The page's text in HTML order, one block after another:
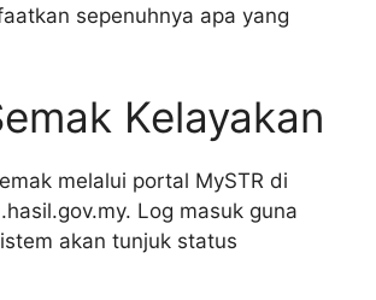
sepenuhnya apa yang
Kelayakan
melalui portal MySTR di
Log masuk guna
akan tunjuk status